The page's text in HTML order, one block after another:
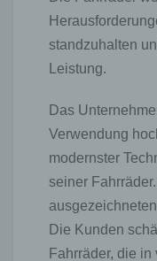
standzuhalten
Leistung.
Das
Verwendung
modernster
seiner
Die Kunden
Fahrräder, die